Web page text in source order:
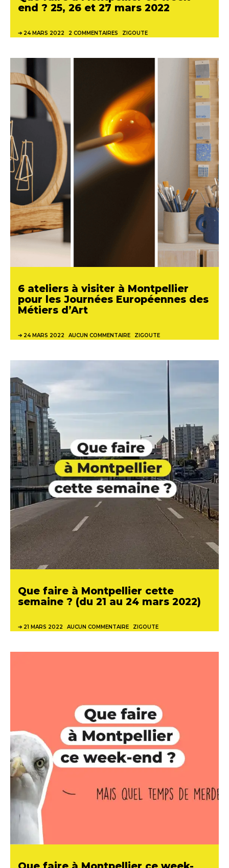
end ? 25, 26 et 27 mars 2022
24 MARS 2022 2 COMMENTAIRES ZIGOUTE
6 ateliers à visiter à Montpellier
pour les Journées Européennes des
Métiers d’Art
24 MARS 2022 AUCUN COMMENTAIRE ZIGOUTE
Que faire à Montpellier cette
semaine ? (du 21 au 24 mars 2022)
21 MARS 2022 AUCUN COMMENTAIRE ZIGOUTE